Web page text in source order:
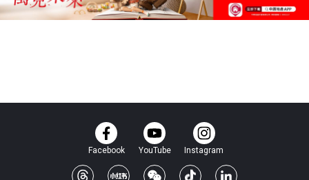
Facebook YouTube Instagram